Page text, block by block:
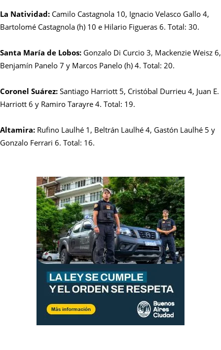
La Natividad: Camilo Castagnola 10, Ignacio Velasco Gallo 4,
Bartolomé Castagnola (h) 10 e Hilario Figueras 6. Total: 30.
Santa María de Lobos: Gonzalo Di Curcio 3, Mackenzie Weisz 6,
Benjamín Panelo 7 y Marcos Panelo (h) 4. Total: 20.
Coronel Suárez: Santiago Harriott 5, Cristóbal Durrieu 4, Juan E.
Harriott 6 y Ramiro Tarayre 4. Total: 19.
Altamira: Rufino Laulhé 1, Beltrán Laulhé 4, Gastón Laulhé 5 y
Gonzalo Ferrari 6. Total: 16.